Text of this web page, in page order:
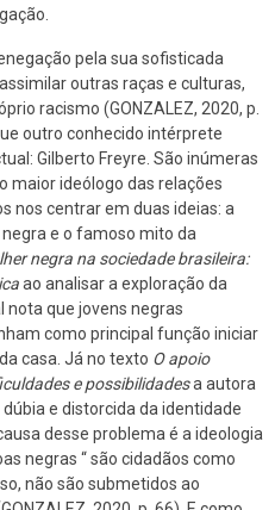
pela sua sofisticada
outras raças e culturas,
racismo (GONZALEZ, 2020, p.
outro conhecido intérprete
Gilberto Freyre. São inúmeras
maior ideólogo das relações
nos centrar em duas ideias: a
e o famoso mito da
negra na sociedade brasileira:
ao analisar a exploração da
nota que jovens negras
como principal função iniciar
casa. Já no texto O apoio
e possibilidadesa autora
e distorcida da identidade
desse problema é a ideologia
negras “ são cidadãos como
não são submetidos ao